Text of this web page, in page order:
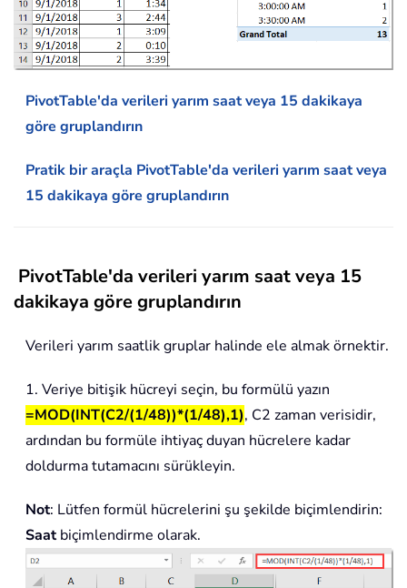
PivotTable'da verileri yarım saat veya 15 dakikaya
göre gruplandırın
Pratik bir araçla PivotTable'da verileri yarım saat veya
15 dakikaya göre gruplandırın
PivotTable'da verileri yarım saat veya 15
dakikaya göre gruplandırın
Verileri yarım saatlik gruplar halinde ele almak örnektir.
1. Veriye bitişik hücreyi seçin, bu formülü yazın
=MOD(INT(C2/(1/48))*(1/48),1), C2 zaman verisidir,
ardından bu formüle ihtiyaç duyan hücrelere kadar
doldurma tutamacını sürükleyin.
Not: Lütfen formül hücrelerini şu şekilde biçimlendirin:
Saatbiçimlendirme olarak.